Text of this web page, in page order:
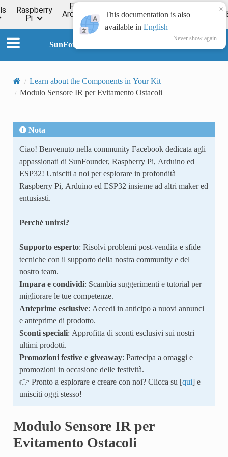
Raspberry
Pi
For
Arduino
ESP32
Online
Tutorial
Forum
SunFounder Universal Maker Sensor Kit
Learn about the Components in Your Kit
Modulo Sensore IR per Evitamento Ostacoli
Nota
Ciao! Benvenuto nella community Facebook dedicata agli
appassionati di SunFounder, Raspberry Pi, Arduino ed
ESP32! Unisciti a noi per esplorare in profondità
Raspberry Pi, Arduino ed ESP32 insieme ad altri maker ed
entusiasti.
Perché unirsi?
Supporto esperto: Risolvi problemi post-vendita e sfide
tecniche con il supporto della nostra community e del
nostro team.
Impara e condividi: Scambia suggerimenti e tutorial per
migliorare le tue competenze.
Anteprime esclusive: Accedi in anticipo a nuovi annunci
e anteprime di prodotto.
Sconti speciali: Approfitta di sconti esclusivi sui nostri
ultimi prodotti.
Promozioni festive e giveaway: Partecipa a omaggi e
promozioni in occasione delle festività.
👉 Pronto a esplorare e creare con noi? Clicca su [qui] e
unisciti oggi stesso!
Modulo Sensore IR per
Evitamento Ostacoli
This documentation is also
available in English
Never show again
×